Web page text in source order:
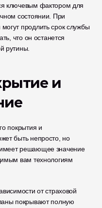
ключевым фактором для
состоянии. При
продлить срок службы
что он останется
рутины.
и
покрытия и
быть непросто, но
решающее значение
вам технологиям
от страховой
покрывают полную